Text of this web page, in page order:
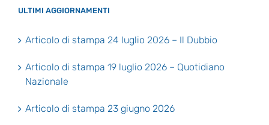
ULTIMI AGGIORNAMENTI
Articolo di stampa 24 luglio 2026 – Il Dubbio
Articolo di stampa 19 luglio 2026 – Quotidiano
Nazionale
Articolo di stampa 23 giugno 2026